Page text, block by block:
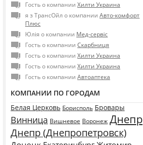
Гость о компании Хилти Украина
я з ТрансОйл о компании Авто-комфорт
Плюс
Юлія о компании Мед-сервіс
Гость о компании Скарбниця
Гость о компании Хилти Украина
Гость о компании Хилти Украина
Гость о компании Автоаптека
КОМПАНИИ ПО ГОРОДАМ
Белая Церковь Борисполь Бровары
Винница Вишневое Воронеж Днепр
Днепр (Днепропетровск)